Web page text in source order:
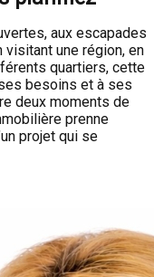
aux escapades
visitant une région, en
quartiers, cette
besoins et à ses
deux moments de
prenne
projet qui se